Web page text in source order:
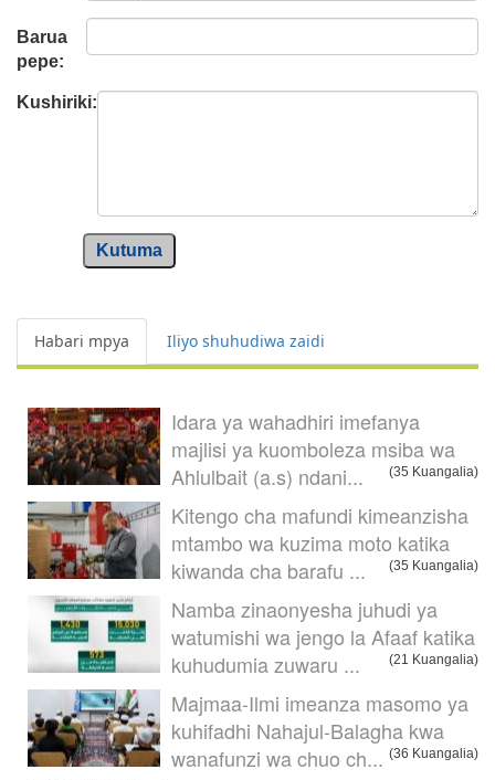
Barua
pepe:
Kushiriki:
Kutuma
Habari mpya Iliyo shuhudiwa zaidi
Idara ya wahadhiri imefanya
majlisi ya kuomboleza msiba wa
Ahlulbait (a.s) ndani...
(35 Kuangalia)
Kitengo cha mafundi kimeanzisha
mtambo wa kuzima moto katika
kiwanda cha barafu ...
(35 Kuangalia)
Namba zinaonyesha juhudi ya
watumishi wa jengo la Afaaf katika
kuhudumia zuwaru ...
(21 Kuangalia)
Majmaa-Ilmi imeanza masomo ya
kuhifadhi Nahajul-Balagha kwa
wanafunzi wa chuo ch... (36 Kuangalia)